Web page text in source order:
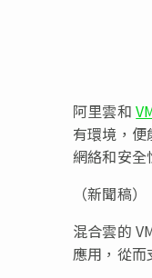
阿里雲和
有環境，
網絡和安全
（新聞稿）
混合雲的
應用，從而